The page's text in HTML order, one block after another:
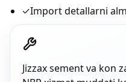
✓Import detallarni
Jizzax sement va kon